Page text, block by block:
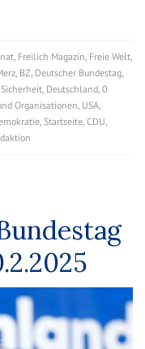
Freilich Magazin Freie Welt
BZ Deutscher Bundestag
Deutschland 0
Organisationen USA
Startseite CDU